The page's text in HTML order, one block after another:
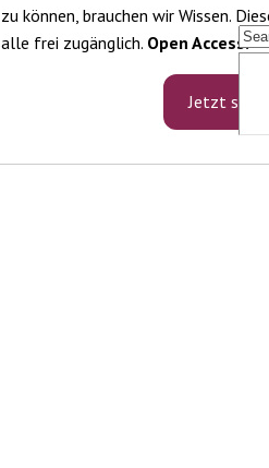
zu können, brauchen wir Wissen.
alle frei zugänglich. Open Access.
Jetzt